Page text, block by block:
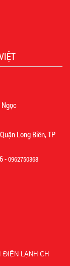
Long Biên, TP
-0962750368
ĐIỆN LẠNH CH